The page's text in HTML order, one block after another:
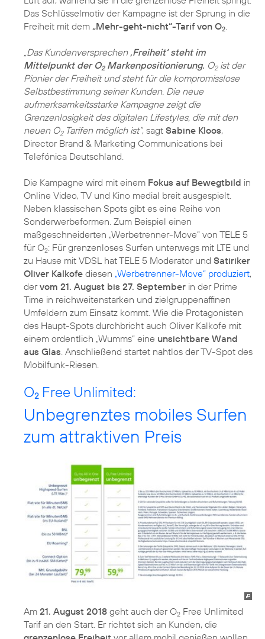
Das Schlüsselmotiv der Kampagne ist der Sprung in die
Freiheit mit dem „Mehr-geht-nicht“-Tarif von O2.
„Das Kundenversprechen ,Freiheit‘ steht im
Mittelpunkt der O2Markenpositionierung. O2ist der
Pionier der Freiheit und steht für die kompromisslose
Selbstbestimmung seiner Kunden. Die neue
aufmerksamkeitsstarke Kampagne zeigt die
Grenzenlosigkeit des digitalen Lifestyles, die mit den
neuen O2Tarifen möglich ist“, sagt Sabine Kloos,
Director Brand & Marketing Communications bei
Telefónica Deutschland.
Die Kampagne wird mit einem Fokus auf Bewegtbild in
Online Video, TV und Kino medial breit ausgespielt.
Neben klassischen Spots gibt es eine Reihe von
Sonderwerbeformen. Zum Beispiel einen
maßgeschneiderten „Werbetrenner-Move“ von TELE 5
für O2: Für grenzenloses Surfen unterwegs mit LTE und
zu Hause mit VDSL hat TELE 5 Moderator und Satiriker
Oliver Kalkofe diesen „Werbetrenner-Move“ produziert,
dervom 21. August bis 27. September in der Prime
Time in reichweitenstarken und zielgruppenaffinen
Umfeldern zum Einsatz kommt. Wie die Protagonisten
des Haupt-Spots durchbricht auch Oliver Kalkofe mit
einem ordentlich „Wumms“ eine unsichtbare Wand
aus Glas. Anschließend startet nahtlos der TV-Spot des
Mobilfunk-Riesen.
O2 Free Unlimited:
Unbegrenztes mobiles Surfen
zum attraktiven Preis
Am 21. August 2018 geht auch der O2 Free Unlimited
Tarif an den Start. Er richtet sich an Kunden, die